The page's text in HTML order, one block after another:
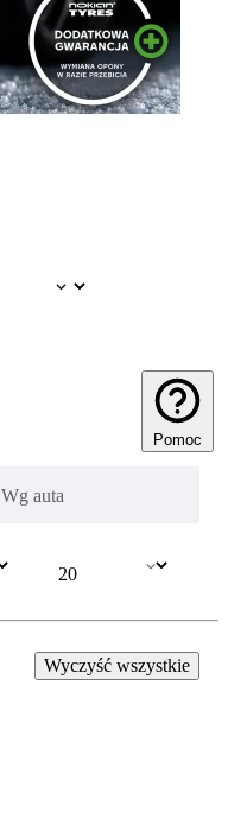
Pomoc
Wg auta
Wyczyść wszystkie